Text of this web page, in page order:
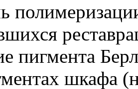
пигмента
шкафа